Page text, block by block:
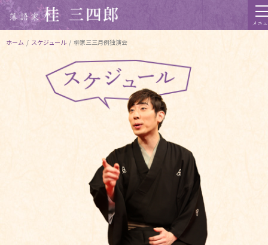
メニ
ホーム / スケジュール / 柳家三三月例独演会